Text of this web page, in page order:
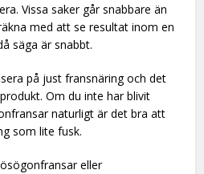
Vissa saker går snabbare än
med att se resultat inom en
säga är snabbt.
på just fransnäring och det
Om du inte har blivit
naturligt är det bra att
som lite fusk.
eller